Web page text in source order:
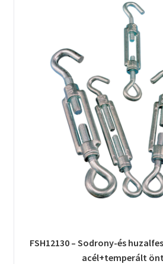
FSH12130 – Sodrony-és
acél+temperált